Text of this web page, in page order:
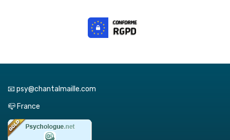
📧 psy@chantalmaille.com
📪 France